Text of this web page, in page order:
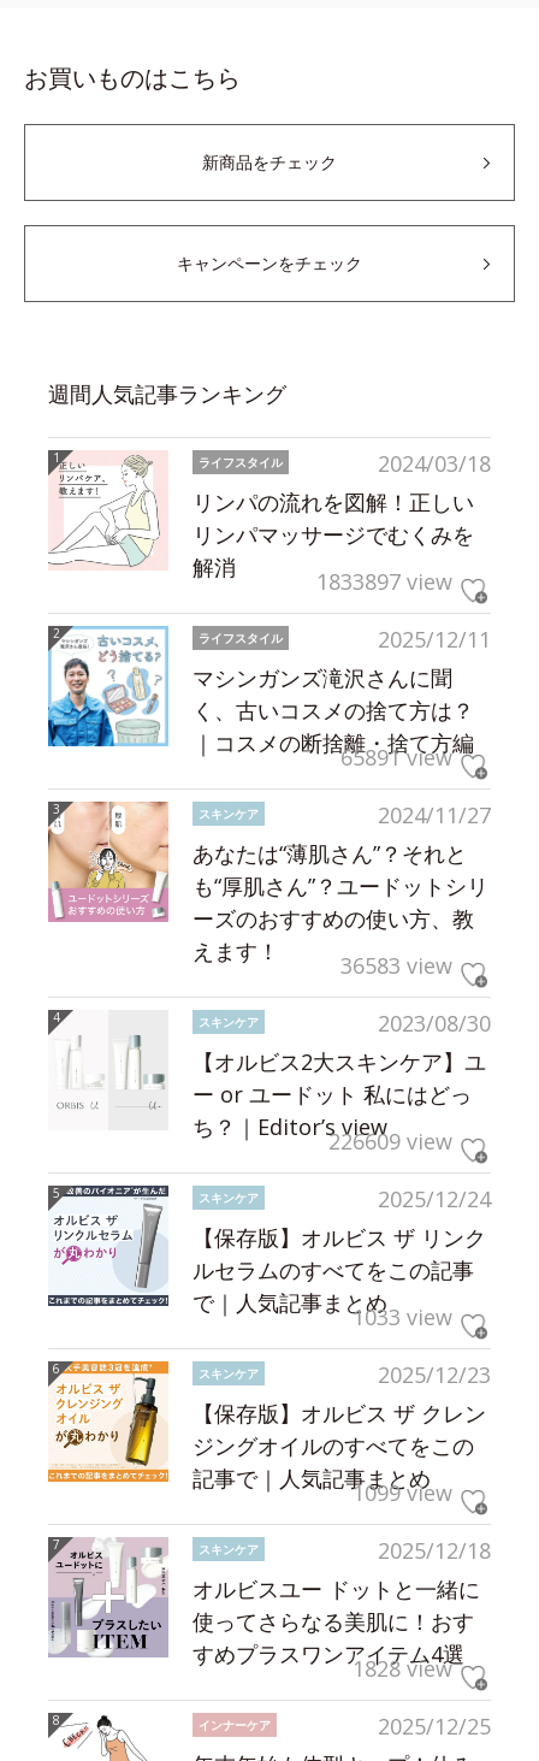
お買いものはこちら
新商品をチェック
キャンペーンをチェック
週間人気記事ランキング
2024/03/18
ライフスタイル
リンパの流れを図解！正しい
リンパマッサージでむくみを
解消
1833897 view
2025/12/11
ライフスタイル
マシンガンズ滝沢さんに聞
く、古いコスメの捨て方は？
｜コスメの断捨離・捨て方編
65891 view
2024/11/27
スキンケア
あなたは“薄肌さん”？それと
も“厚肌さん”？ユードットシリ
ーズのおすすめの使い方、教
えます！
36583 view
2023/08/30
スキンケア
【オルビス2大スキンケア】ユ
ー or ユードット 私にはどっ
ち？｜Editor’s view226609 view
2025/12/24
スキンケア
【保存版】オルビス ザ リンク
ルセラムのすべてをこの記事
で｜人気記事まとめ1033 view
2025/12/23
スキンケア
【保存版】オルビス ザ クレン
ジングオイルのすべてをこの
記事で｜人気記事まとめ
1099 view
2025/12/18
スキンケア
オルビスユー ドットと一緒に
使ってさらなる美肌に！おす
すめプラスワンアイテム4選
1828 view
2025/12/25
インナーケア